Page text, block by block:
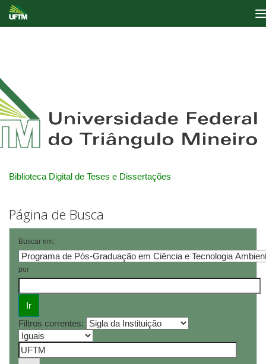
Biblioteca Digital de Teses e Dissertações
Página de Busca
Buscar em:
por
Filtros correntes: